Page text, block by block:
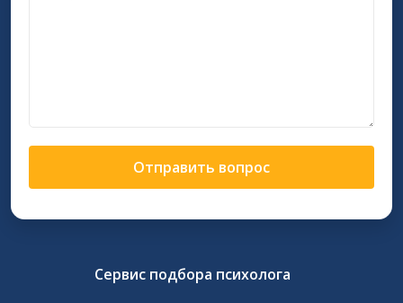
Отправить вопрос
Сервис подбора психолога